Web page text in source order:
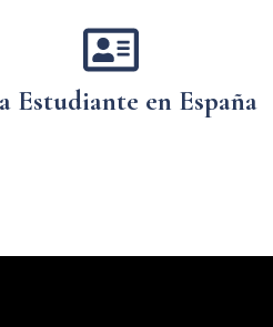
Estudiante en España